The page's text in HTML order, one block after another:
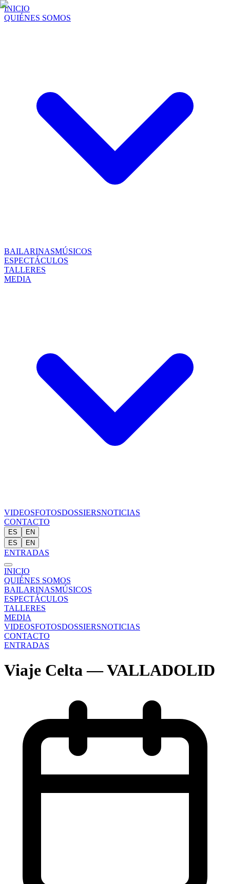
INICIO
QUIÉNES SOMOS
BAILARINASMÚSICOS
ESPECTÁCULOS
TALLERES
MEDIA
VIDEOSFOTOSDOSSIERSNOTICIAS
CONTACTO
ES
EN
ES
EN
ENTRADAS
INICIO
QUIÉNES SOMOS
BAILARINASMÚSICOS
ESPECTÁCULOS
TALLERES
MEDIA
VIDEOSFOTOSDOSSIERSNOTICIAS
CONTACTO
ENTRADAS
Viaje Celta — VALLADOLID